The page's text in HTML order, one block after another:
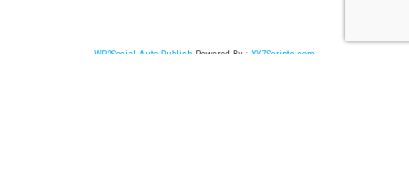
WP2Social Auto Publish Powered By : XYZScripts.com